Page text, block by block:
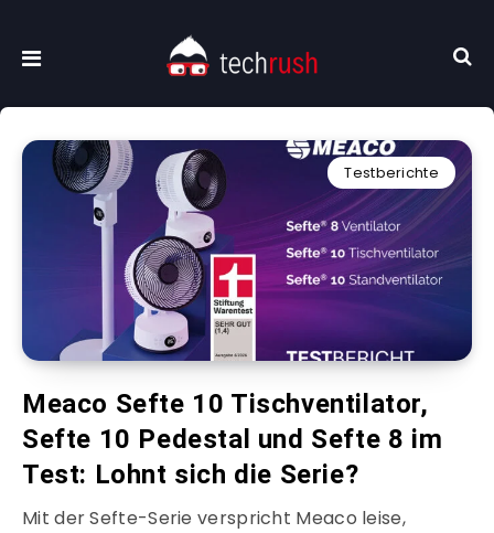
Testberichte
Meaco Sefte 10 Tischventilator,
Sefte 10 Pedestal und Sefte 8 im
Test: Lohnt sich die Serie?
Mit der Sefte-Serie verspricht Meaco leise,